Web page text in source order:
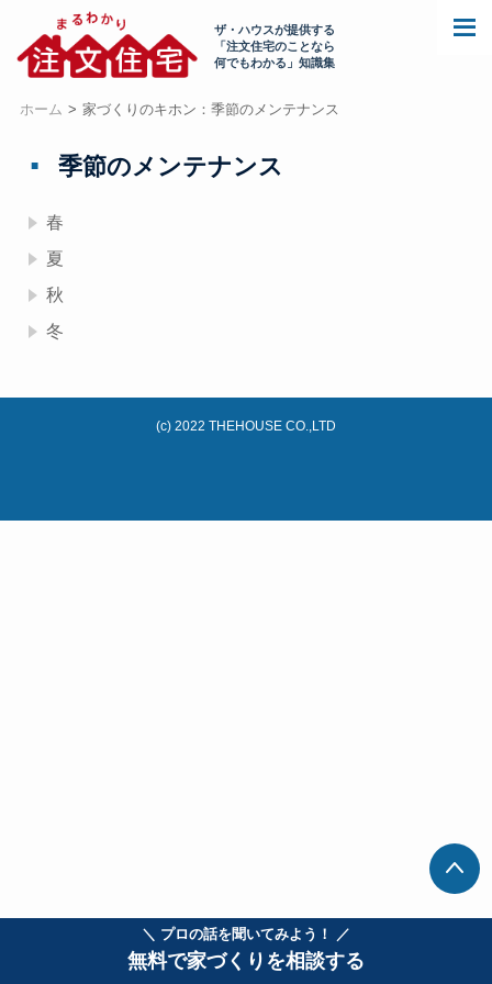
＼ プロの話を聞いてみよう！ ／
無料で家づくりを相談する
ザ・ハウスが提供する
「注文住宅のことなら
何でもわかる」知識集
ホーム 家づくりのキホン：季節のメンテナンス
季節のメンテナンス
春
夏
秋
冬
(c) 2022 THEHOUSE CO.,LTD